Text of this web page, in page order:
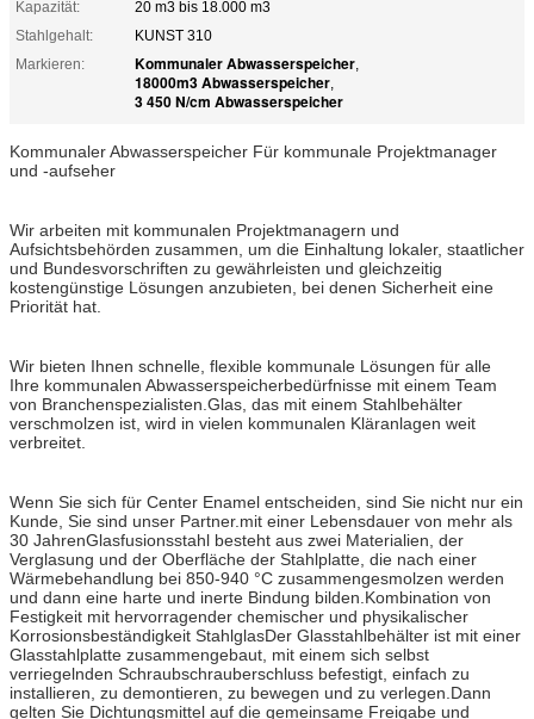
Kapazität:
20 m3 bis 18.000 m3
Stahlgehalt:
KUNST 310
Markieren:
Kommunaler Abwasserspeicher,
18000m3 Abwasserspeicher,
3 450 N/cm Abwasserspeicher
Kommunaler Abwasserspeicher Für kommunale Projektmanager
und -aufseher
Wir arbeiten mit kommunalen Projektmanagern und
Aufsichtsbehörden zusammen, um die Einhaltung lokaler, staatlicher
und Bundesvorschriften zu gewährleisten und gleichzeitig
kostengünstige Lösungen anzubieten, bei denen Sicherheit eine
Priorität hat.
Wir bieten Ihnen schnelle, flexible kommunale Lösungen für alle
Ihre kommunalen Abwasserspeicherbedürfnisse mit einem Team
von Branchenspezialisten.Glas, das mit einem Stahlbehälter
verschmolzen ist, wird in vielen kommunalen Kläranlagen weit
verbreitet.
Wenn Sie sich für Center Enamel entscheiden, sind Sie nicht nur ein
Kunde, Sie sind unser Partner.mit einer Lebensdauer von mehr als
30 JahrenGlasfusionsstahl besteht aus zwei Materialien, der
Verglasung und der Oberfläche der Stahlplatte, die nach einer
Wärmebehandlung bei 850-940 °C zusammengesmolzen werden
und dann eine harte und inerte Bindung bilden.Kombination von
Festigkeit mit hervorragender chemischer und physikalischer
Korrosionsbeständigkeit StahlglasDer Glasstahlbehälter ist mit einer
Glasstahlplatte zusammengebaut, mit einem sich selbst
verriegelnden Schraubschrauberschluss befestigt, einfach zu
installieren, zu demontieren, zu bewegen und zu verlegen.Dann
gelten Sie Dichtungsmittel auf die gemeinsame Freigabe und